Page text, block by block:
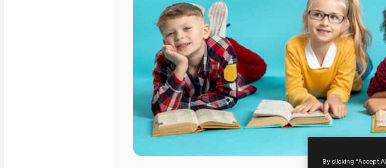
By clicking “Accept